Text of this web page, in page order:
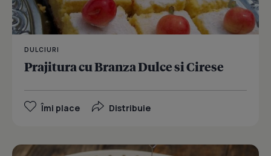
DULCIURI
Prajitura cu Branza Dulce si Cirese
Îmi place Distribuie